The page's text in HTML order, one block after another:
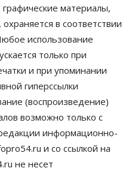
в Новосибирске
добровольно
дети: в десяти
введут
материалы,
в соответствии
использование
только при
и при упоминании
гиперссылки
(воспроизведение)
возможно только с
информационно-
и со ссылкой на
не несет